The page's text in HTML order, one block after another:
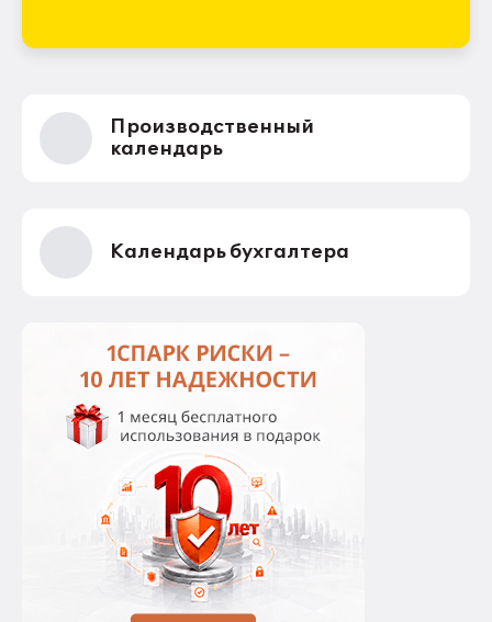
Производственный
календарь
Календарь бухгалтера